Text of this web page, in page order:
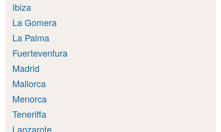
Ibiza
La Gomera
La Palma
Fuerteventura
Madrid
Mallorca
Menorca
Teneriffa
Lanzarote